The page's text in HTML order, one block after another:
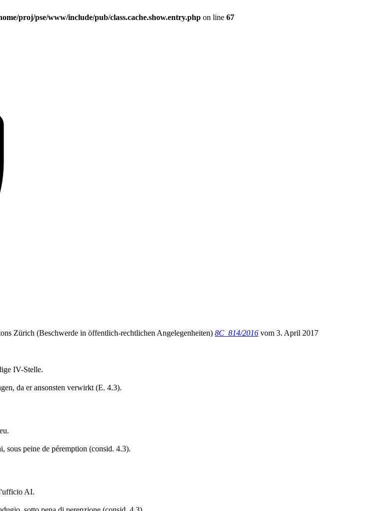
proj/pse/www/include/pub/class.cache.show.entry.php on line 67
Zürich (Beschwerde in öffentlich-rechtlichen Angelegenheiten) 8C_814/2016 vom 3. April 2017
IV-Stelle.
da er ansonsten verwirkt (E. 4.3).
sous peine de péremption (consid. 4.3).
AI.